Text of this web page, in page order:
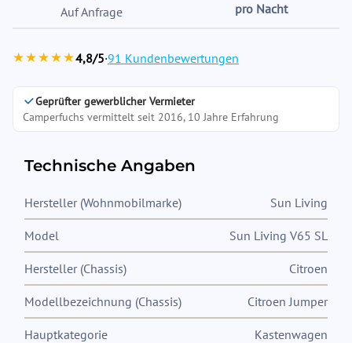
Auf Anfrage pro Nacht
★★★★★4,8/5·91 Kundenbewertungen
Geprüfter gewerblicher Vermieter
Camperfuchs vermittelt seit 2016, 10 Jahre Erfahrung
Technische Angaben
Hersteller (Wohnmobilmarke) Sun Living
Model Sun Living V65 SL
Hersteller (Chassis) Citroen
Modellbezeichnung (Chassis) Citroen Jumper
Hauptkategorie Kastenwagen